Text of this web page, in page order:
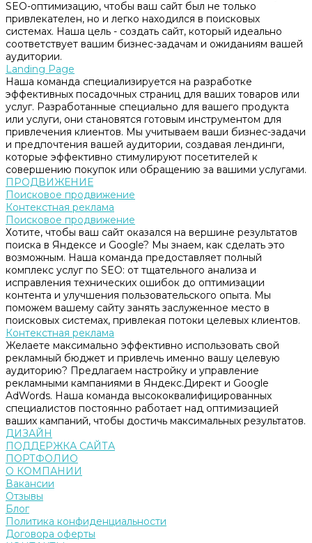
SEO-оптимизацию, чтобы ваш сайт был не только
привлекателен, но и легко находился в поисковых
системах. Наша цель - создать сайт, который идеально
соответствует вашим бизнес-задачам и ожиданиям вашей
аудитории.
Landing Page
Наша команда специализируется на разработке
эффективных посадочных страниц для ваших товаров или
услуг. Разработанные специально для вашего продукта
или услуги, они становятся готовым инструментом для
привлечения клиентов. Мы учитываем ваши бизнес-задачи
и предпочтения вашей аудитории, создавая лендинги,
которые эффективно стимулируют посетителей к
совершению покупок или обращению за вашими услугами.
ПРОДВИЖЕНИЕ
Поисковое продвижение
Контекстная реклама
Поисковое продвижение
Хотите, чтобы ваш сайт оказался на вершине результатов
поиска в Яндексе и Google? Мы знаем, как сделать это
возможным. Наша команда предоставляет полный
комплекс услуг по SEO: от тщательного анализа и
исправления технических ошибок до оптимизации
контента и улучшения пользовательского опыта. Мы
поможем вашему сайту занять заслуженное место в
поисковых системах, привлекая потоки целевых клиентов.
Контекстная реклама
Желаете максимально эффективно использовать свой
рекламный бюджет и привлечь именно вашу целевую
аудиторию? Предлагаем настройку и управление
рекламными кампаниями в Яндекс.Директ и Google
AdWords. Наша команда высококвалифицированных
специалистов постоянно работает над оптимизацией
ваших кампаний, чтобы достичь максимальных результатов.
ДИЗАЙН
ПОДДЕРЖКА САЙТА
ПОРТФОЛИО
О КОМПАНИИ
Вакансии
Отзывы
Блог
Политика конфиденциальности
Договора оферты